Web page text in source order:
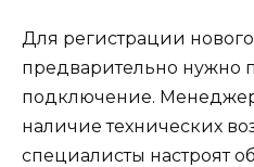
Для регистрации
предварительно нужно
подключение.
наличие технических
специалисты настроят